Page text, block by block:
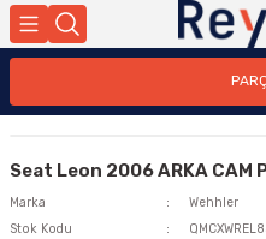
Seat Leon 2006 ARKA CAM
Marka
Wehhler
Stok Kodu